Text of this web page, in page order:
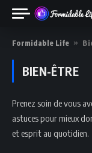
Formidable Life »
BIEN-ÊTRE
Prenez soin de vous
astuces pour mieux
et esprit au quotidien.